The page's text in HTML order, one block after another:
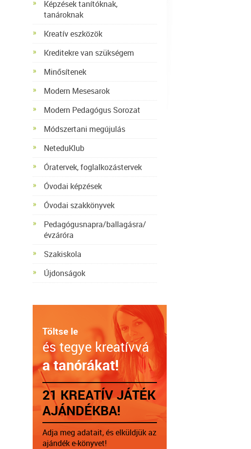
Képzések tanítóknak,
tanároknak
Kreatív eszközök
Kreditekre van szükségem
Minősítenek
Modern Mesesarok
Modern Pedagógus Sorozat
Módszertani megújulás
NeteduKlub
Óratervek, foglalkozástervek
Óvodai képzések
Óvodai szakkönyvek
Pedagógusnapra/ballagásra/
évzáróra
Szakiskola
Újdonságok
Töltse le
és tegye kreatívvá
a tanórákat!
21 KREATÍV JÁTÉK
AJÁNDÉKBA!
Adja meg adatait, és elküldjük az
ajándék e-könyvet!